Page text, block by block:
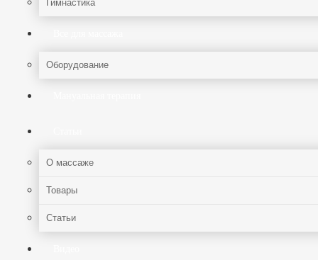
Гимнастика
Оборудование
О массаже
Товары
Статьи